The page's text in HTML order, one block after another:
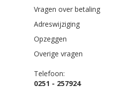
Vragen over betaling
Adreswijziging
Opzeggen
Overige vragen
Telefoon:
0251 - 257924